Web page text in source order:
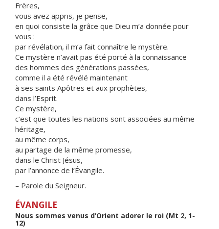
Frères,
vous avez appris, je pense,
en quoi consiste la grâce que Dieu m’a donnée pour
vous :
par révélation, il m’a fait connaître le mystère.
Ce mystère n’avait pas été porté à la connaissance
des hommes des générations passées,
comme il a été révélé maintenant
à ses saints Apôtres et aux prophètes,
dans l’Esprit.
Ce mystère,
c’est que toutes les nations sont associées au même
héritage,
au même corps,
au partage de la même promesse,
dans le Christ Jésus,
par l’annonce de l’Évangile.
– Parole du Seigneur.
ÉVANGILE
Nous sommes venus d’Orient adorer le roi (Mt 2, 1-
12)